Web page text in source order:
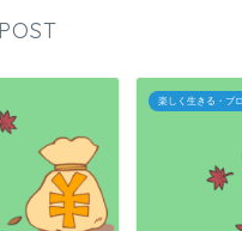
楽しく生きる・ブ